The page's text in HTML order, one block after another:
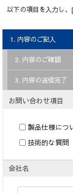
お問い合わせ
以下の項目を入力し
1. 内容のご記入
2. 内容のご確認
3. 内容の送信完了
お問い合わせ項目
製品仕様につ
技術的な質問
会社名